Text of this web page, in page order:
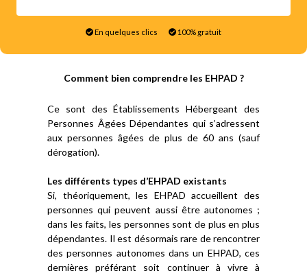
En quelques clics 100% gratuit
Comment bien comprendre les EHPAD ?
Ce sont des Établissements Hébergeant des
Personnes Âgées Dépendantes qui s’adressent
aux personnes âgées de plus de 60 ans (sauf
dérogation).
Les différents types d’EHPAD existants
Si, théoriquement, les EHPAD accueillent des
personnes qui peuvent aussi être autonomes ;
dans les faits, les personnes sont de plus en plus
dépendantes. Il est désormais rare de rencontrer
des personnes autonomes dans un EHPAD, ces
dernières préférant soit continuer à vivre à